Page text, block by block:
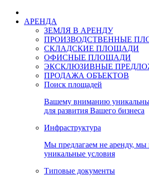
АРЕНДА
ЗЕМЛЯ В АРЕНДУ
ПРОИЗВОДСТВЕННЫЕ
СКЛАДСКИЕ ПЛОЩАДИ
ОФИСНЫЕ ПЛОЩАДИ
ЭКСКЛЮЗИВНЫЕ
ПРОДАЖА ОБЪЕКТОВ
Поиск площадей
Вашему вниманию
для развития Вашего бизнеса
Инфраструктура
Мы предлагаем не аренду, мы
уникальные условия
Типовые документы